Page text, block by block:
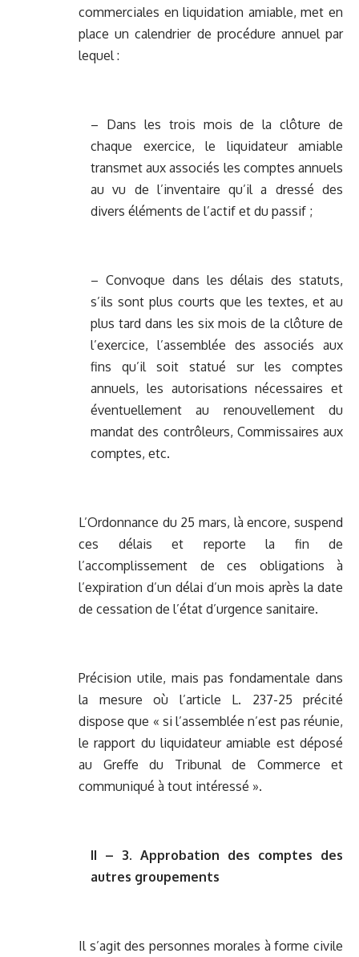
commerciales en liquidation amiable, met en
place un calendrier de procédure annuel par
lequel :
– Dans les trois mois de la clôture de
chaque exercice, le liquidateur amiable
transmet aux associés les comptes annuels
au vu de l’inventaire qu’il a dressé des
divers éléments de l’actif et du passif ;
– Convoque dans les délais des statuts,
s’ils sont plus courts que les textes, et au
plus tard dans les six mois de la clôture de
l’exercice, l’assemblée des associés aux
fins qu’il soit statué sur les comptes
annuels, les autorisations nécessaires et
éventuellement au renouvellement du
mandat des contrôleurs, Commissaires aux
comptes, etc.
L’Ordonnance du 25 mars, là encore, suspend
ces délais et reporte la fin de
l’accomplissement de ces obligations à
l’expiration d’un délai d’un mois après la date
de cessation de l’état d’urgence sanitaire.
Précision utile, mais pas fondamentale dans
la mesure où l’article L. 237-25 précité
dispose que « si l’assemblée n’est pas réunie,
le rapport du liquidateur amiable est déposé
au Greffe du Tribunal de Commerce et
communiqué à tout intéressé ».
II – 3. Approbation des comptes des
autres groupements
Il s’agit des personnes morales à forme civile